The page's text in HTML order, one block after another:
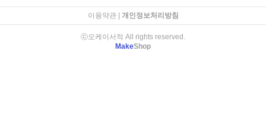
이용약관| 개인정보처리방침
ⓒ오케이서적 All rights reserved.
MakeShop